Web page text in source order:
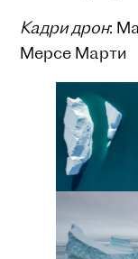
Кадри дрон:
Мерсе Марти